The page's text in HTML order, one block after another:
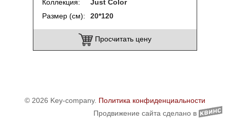
Коллекция
Just Color
Размер (см)
20*120
Просчитать цену
© 2026 Key-company. Политика конфиденциальности
Продвижение сайта сделано в